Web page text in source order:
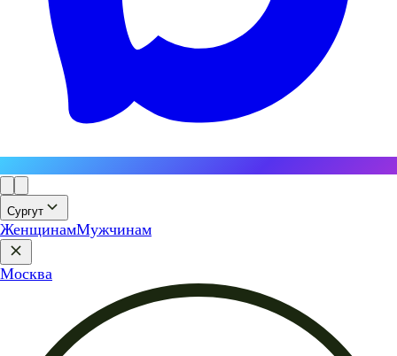
Сургут
ЖенщинамМужчинам
Москва